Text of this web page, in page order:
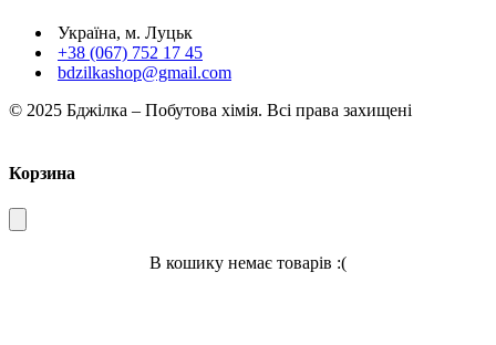
Україна, м. Луцьк
+38 (067) 752 17 45
bdzilkashop@gmail.com
© 2025 Бджілка – Побутова хімія. Всі права захищені
Корзина
В кошику немає товарів :(